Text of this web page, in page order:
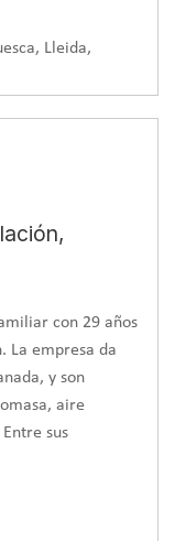
térmico
expandido
la espuma
el vidrio
tiempo
garanticen la
completa
espesor.
de estos
que se
en
proyectada,
Lleida,
con 29 años
La empresa da
y son
aire
sus